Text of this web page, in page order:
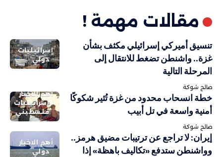
مقالات مهمة !
إسرائيليات
دولي
تنسيق أميركي إسرائيلي مكثف بشأن
غزة.. واشنطن تضغط للانتقال إلى
المرحلة التالية
صالح شوكة
أهم الاخبار
إسرائيليات
فلسطيني
خطة انسحاب محدود من غزة تُثير شكوكًا
أمنية واسعة في تل أبيب
صالح شوكة
أهم الاخبار
دولي
إيران: لا تراجع عن ترتيبات مضيق هرمز..
وواشنطن ستدفع «تكاليف باهظة» إذا